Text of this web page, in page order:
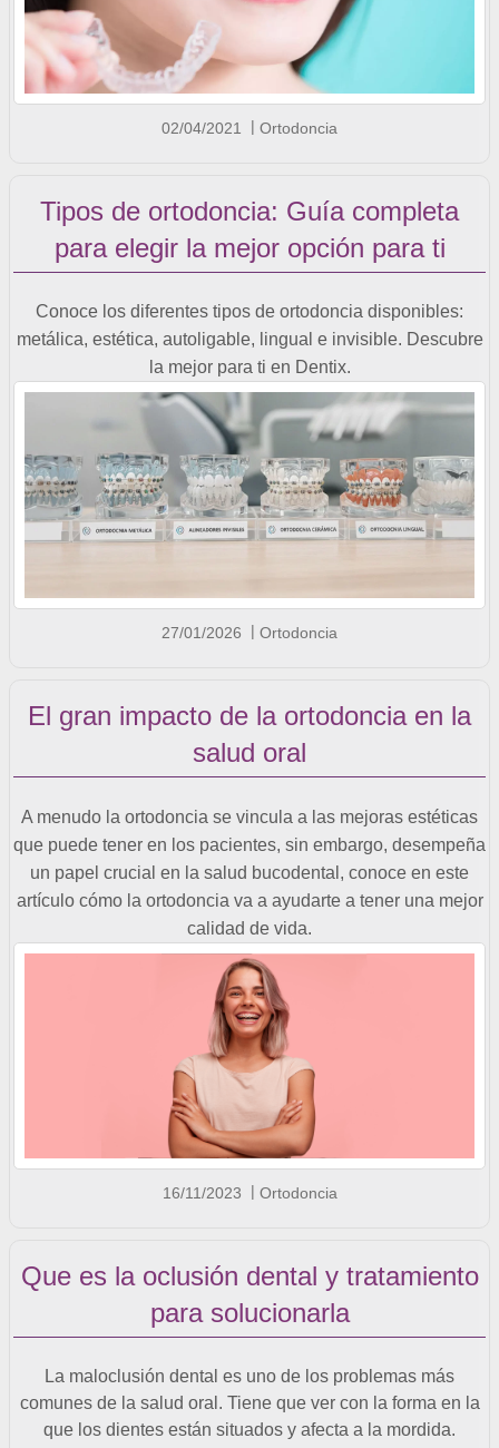
02/04/2021 Ortodoncia
Tipos de ortodoncia: Guía completa
para elegir la mejor opción para ti
Conoce los diferentes tipos de ortodoncia disponibles:
metálica, estética, autoligable, lingual e invisible. Descubre
la mejor para ti en Dentix.
27/01/2026 Ortodoncia
El gran impacto de la ortodoncia en la
salud oral
A menudo la ortodoncia se vincula a las mejoras estéticas
que puede tener en los pacientes, sin embargo, desempeña
un papel crucial en la salud bucodental, conoce en este
artículo cómo la ortodoncia va a ayudarte a tener una mejor
calidad de vida.
16/11/2023 Ortodoncia
Que es la oclusión dental y tratamiento
para solucionarla
La maloclusión dental es uno de los problemas más
comunes de la salud oral. Tiene que ver con la forma en la
que los dientes están situados y afecta a la mordida.